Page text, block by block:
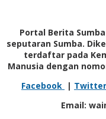
Portal Berita
seputaran Sumba.
terdaftar pada
Manusia dengan
Facebook | Twitter
Email: